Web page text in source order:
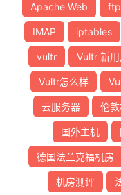
Apache Web ftp
IMAP iptables
vultr Vultr 新用
Vultr怎么样
云服务器 伦
国外主机
德国法兰克福机房
机房测评